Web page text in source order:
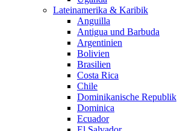
Lateinamerika & Karibik
Anguilla
Antigua und Barbuda
Argentinien
Bolivien
Brasilien
Costa Rica
Chile
Dominikanische Republik
Dominica
Ecuador